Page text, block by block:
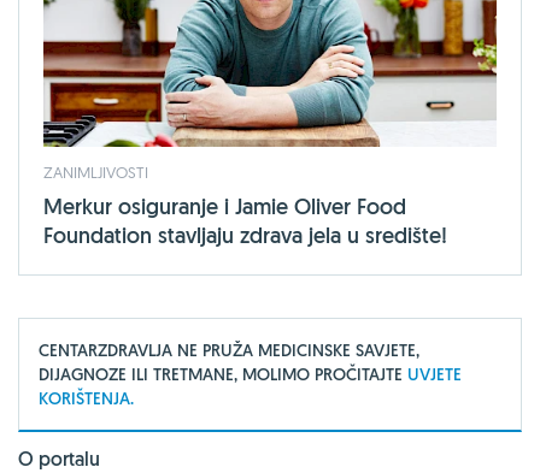
ZANIMLJIVOSTI
Merkur osiguranje i Jamie Oliver Food
Foundation stavljaju zdrava jela u središte!
CENTARZDRAVLJA NE PRUŽA MEDICINSKE SAVJETE,
DIJAGNOZE ILI TRETMANE, MOLIMO PROČITAJTE UVJETE
KORIŠTENJA.
O portalu